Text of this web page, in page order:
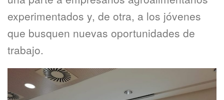
experimentados y, de otra, a los jóvenes
que busquen nuevas oportunidades de
trabajo.